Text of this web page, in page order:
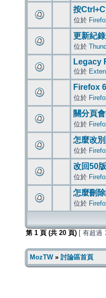
按
位於
更新紀
位於
Legacy
位於
Firefox
位於
關分頁
位於
怎麼改
位於
改回50
位於
怎麼刪
位於
第 1 頁 (共 20 頁) [ 有超過
MozTW» 討論區首頁